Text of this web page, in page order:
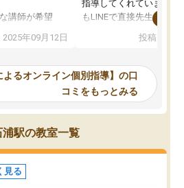
講師が希望
るかなど選ぶ
講師で良いか
事ができま
講師の方で決
した単語帳の
で出される形
年09月12日
指導してくれています。
もLINEで直接先生に質問
めれるので、個人に合
いなのがあり(有料)、受
ことをどんなスケジュー
くか相談したのですが、
ち期待したものではなく
くなってきたようなので
投稿日：
よるオンライン個別指導】の口
コミをもっとみる
浦駅の教室一覧
見る